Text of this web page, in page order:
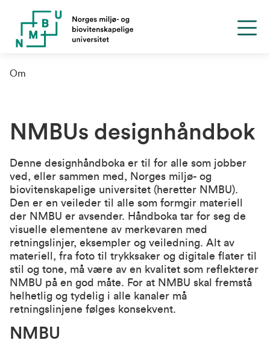
Om
NMBUs designhåndbok
Denne designhåndboka er til for alle som jobber
ved, eller sammen med, Norges miljø- og
biovitenskapelige universitet (heretter NMBU).
Den er en veileder til alle som formgir materiell
der NMBU er avsender. Håndboka tar for seg de
visuelle elementene av merkevaren med
retningslinjer, eksempler og veiledning. Alt av
materiell, fra foto til trykksaker og digitale flater til
stil og tone, må være av en kvalitet som reflekterer
NMBU på en god måte. For at NMBU skal fremstå
helhetlig og tydelig i alle kanaler må
retningslinjene følges konsekvent.
NMBU